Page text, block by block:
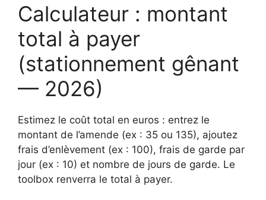
Calculateur : montant
total à payer
(stationnement gênant
— 2026)
Estimez le coût total en euros : entrez le
montant de l’amende (ex : 35 ou 135), ajoutez
frais d’enlèvement (ex : 100), frais de garde par
jour (ex : 10) et nombre de jours de garde. Le
toolbox renverra le total à payer.